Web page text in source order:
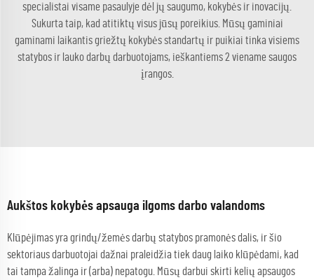
specialistai visame pasaulyje dėl jų saugumo, kokybės ir inovacijų.
Sukurta taip, kad atitiktų visus jūsų poreikius. Mūsų gaminiai
gaminami laikantis griežtų kokybės standartų ir puikiai tinka visiems
statybos ir lauko darbų darbuotojams, ieškantiems 2 viename saugos
įrangos.
Aukštos kokybės apsauga ilgoms darbo valandoms
Klūpėjimas yra grindų/žemės darbų statybos pramonės dalis, ir šio
sektoriaus darbuotojai dažnai praleidžia tiek daug laiko klūpėdami, kad
tai tampa žalinga ir (arba) nepatogu. Mūsų darbui skirti kelių apsaugos